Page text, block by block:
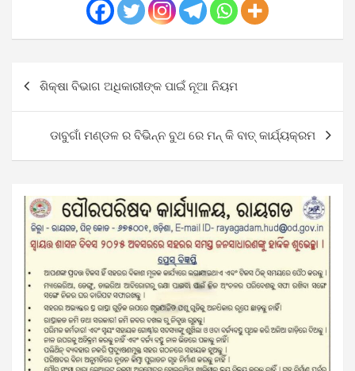
navigation
ଶିକ୍ଷା ବିଭାଗ ଅଧିକାରୀଙ୍କ ପାଇଁ ନୂଆ ନିୟମ
ଡାବୁଗାଁ ମଣ୍ଡଳ ର ବିଭିନ୍ନ ବୁଥ ରେ ମନ୍ କି ବାତ୍ କାର୍ଯ୍ୟକ୍ରମ